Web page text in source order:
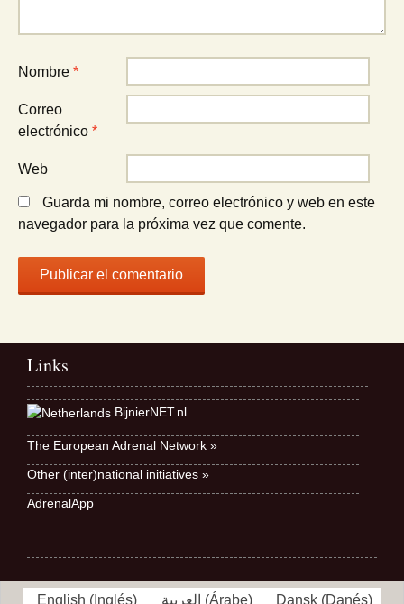
Nombre *
Correo
electrónico *
Web
Guarda mi nombre, correo electrónico y web en este
navegador para la próxima vez que comente.
Links
BijnierNET.nl
The European Adrenal Network »
Other (inter)national initiatives »
AdrenalApp
English ( Inglés) العربية (Árabe) Dansk (Danés)